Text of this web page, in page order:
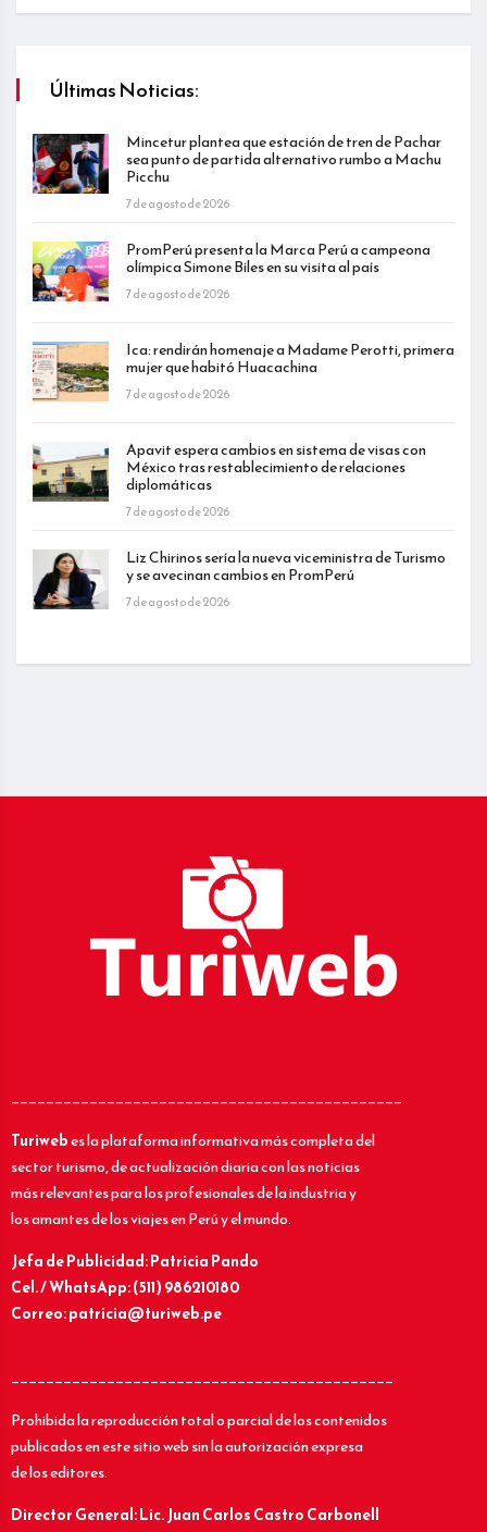
Últimas Noticias:
Mincetur plantea que estación de tren de Pachar
sea punto de partida alternativo rumbo a Machu
Picchu
7 de agosto de 2026
PromPerú presenta la Marca Perú a campeona
olímpica Simone Biles en su visita al país
7 de agosto de 2026
Ica: rendirán homenaje a Madame Perotti, primera
mujer que habitó Huacachina
7 de agosto de 2026
Apavit espera cambios en sistema de visas con
México tras restablecimiento de relaciones
diplomáticas
7 de agosto de 2026
Liz Chirinos sería la nueva viceministra de Turismo
y se avecinan cambios en PromPerú
7 de agosto de 2026
_____________________________________________
Turiwebes la plataforma informativa más completa del
sector turismo, de actualización diaria con las noticias
más relevantes para los profesionales de la industria y
los amantes de los viajes en Perú y el mundo.
Jefa de Publicidad: Patricia Pando
Cel. / WhatsApp: (511) 986210180
Correo: patricia@turiweb.pe
____________________________________________
Prohibida la reproducción total o parcial de los contenidos
publicados en este sitio web sin la autorización expresa
de los editores.
Director General: Lic.Juan Carlos Castro Carbonell